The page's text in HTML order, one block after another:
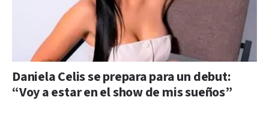
Daniela Celis se prepara para un debut:
“Voy a estar en el show de mis sueños”